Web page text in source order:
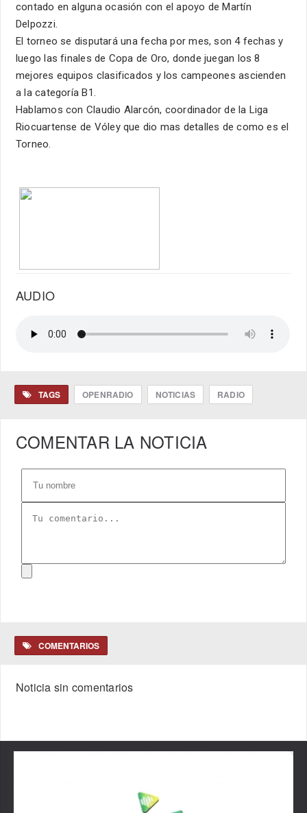
contado en alguna ocasión con el apoyo de Martín
Delpozzi.
El torneo se disputará una fecha por mes, son 4 fechas y
luego las finales de Copa de Oro, donde juegan los 8
mejores equipos clasificados y los campeones ascienden
a la categoría B1.
Hablamos con Claudio Alarcón, coordinador de la Liga
Riocuartense de Vóley que dio mas detalles de como es el
Torneo.
AUDIO
TAGS OPENRADIO NOTICIAS RADIO
COMENTAR LA NOTICIA
COMENTARIOS
Noticia sin comentarios